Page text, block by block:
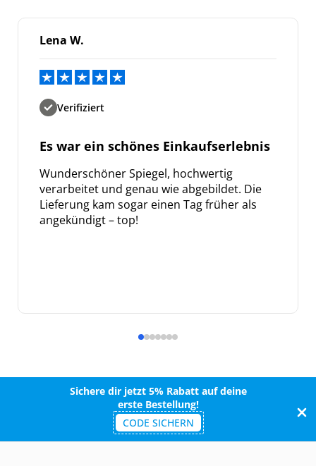
Lena W.
Verifiziert
Es war ein schönes Einkaufserlebnis
Wunderschöner Spiegel, hochwertig
verarbeitet und genau wie abgebildet. Die
Lieferung kam sogar einen Tag früher als
angekündigt – top!
Sichere dir jetzt 5% Rabatt auf deine
erste Bestellung!
CODE SICHERN